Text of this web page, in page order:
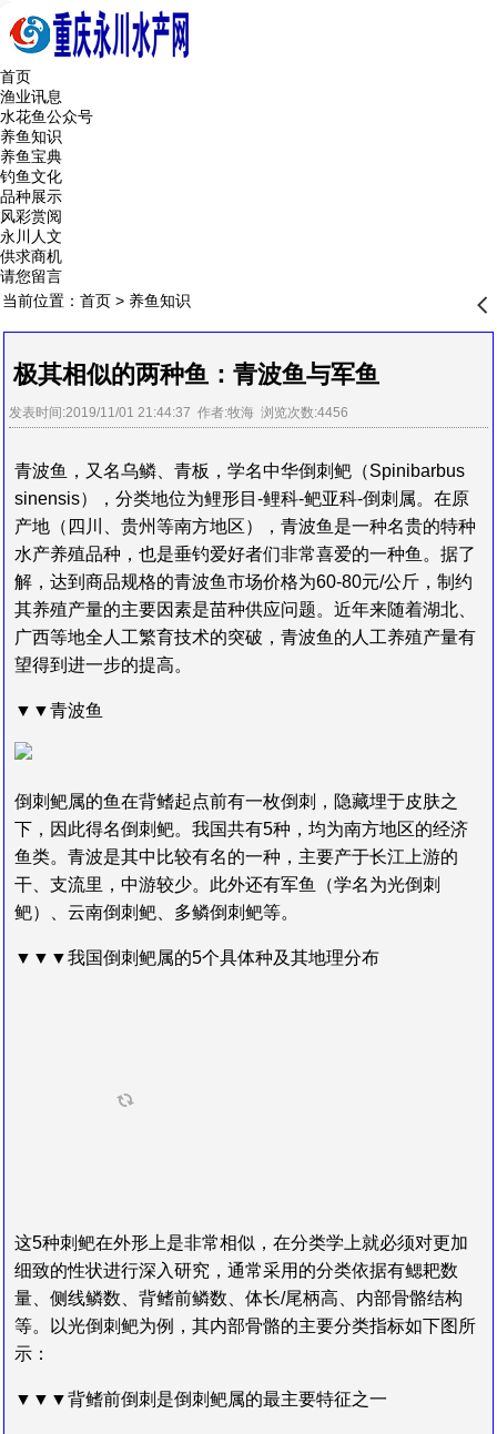
首页
渔业讯息
水花鱼公众号
养鱼知识
养鱼宝典
钓鱼文化
品种展示
风彩赏阅
永川人文
供求商机
请您留言
当前位置： 首页> 养鱼知识 󰊒
极其相似的两种鱼：青波鱼与军鱼
发表时间:2019/11/01 21:44:37 作者:牧海 浏览次数:4456
青波鱼，又名乌鳞、青板，学名中华倒刺鲃（Spinibarbus
sinensis），分类地位为鲤形目-鲤科-鲃亚科-倒刺属。在原
产地（四川、贵州等南方地区），青波鱼是一种名贵的特种
水产养殖品种，也是垂钓爱好者们非常喜爱的一种鱼。据了
解，达到商品规格的青波鱼市场价格为60-80元/公斤，制约
其养殖产量的主要因素是苗种供应问题。近年来随着湖北、
广西等地全人工繁育技术的突破，青波鱼的人工养殖产量有
望得到进一步的提高。
▼▼青波鱼
倒刺鲃属的鱼在背鳍起点前有一枚倒刺，隐藏埋于皮肤之
下，因此得名倒刺鲃。我国共有5种，均为南方地区的经济
鱼类。青波是其中比较有名的一种，主要产于长江上游的
干、支流里，中游较少。此外还有军鱼（学名为光倒刺
鲃）、云南倒刺鲃、多鳞倒刺鲃等。
▼▼▼我国倒刺鲃属的5个具体种及其地理分布
这5种刺鲃在外形上是非常相似，在分类学上就必须对更加
细致的性状进行深入研究，通常采用的分类依据有鳃耙数
量、侧线鳞数、背鳍前鳞数、体长/尾柄高、内部骨骼结构
等。以光倒刺鲃为例，其内部骨骼的主要分类指标如下图所
示：
▼▼▼背鳍前倒刺是倒刺鲃属的最主要特征之一